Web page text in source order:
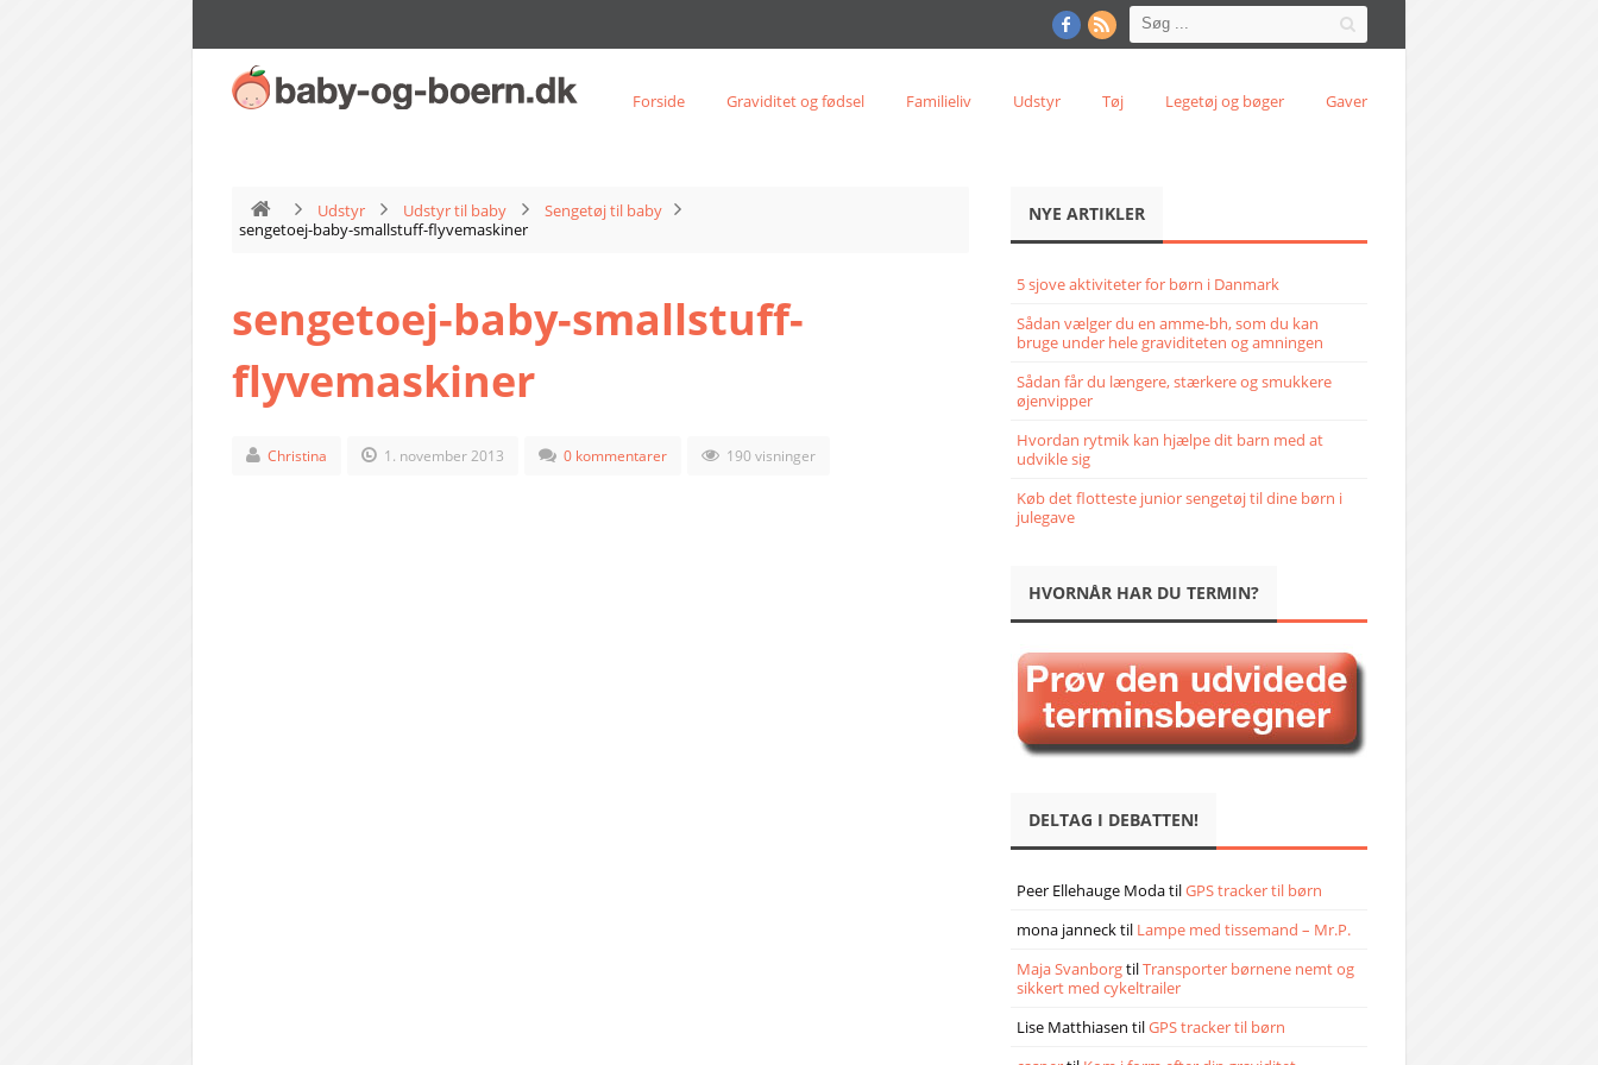
Forside Graviditet og fødsel Familieliv Udstyr Tøj Legetøj og bøger Gaver
Udstyr Udstyr til baby
Sengetøj til baby
sengetoej-baby-smallstuff-flyvemaskiner
sengetoej-baby-smallstuff-
flyvemaskiner
Christina 1. november 2013 0 kommentarer 190 visninger
NYE ARTIKLER
5 sjove aktiviteter for børn i Danmark
Sådan vælger du en amme-bh, som du kan
bruge under hele graviditeten og amningen
Sådan får du længere, stærkere og smukkere
øjenvipper
Hvordan rytmik kan hjælpe dit barn med at
udvikle sig
Køb det flotteste junior sengetøj til dine børn i
julegave
HVORNÅR HAR DU TERMIN?
DELTAG I DEBATTEN!
Peer Ellehauge ModatilGPS tracker til børn
mona jannecktil Lampe med tissemand – Mr.P.
Maja SvanborgtilTransporter børnene nemt og
sikkert med cykeltrailer
Lise Matthiasen tilGPS tracker til børn